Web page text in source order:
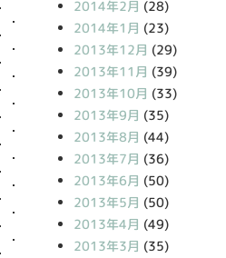
2014年2月 (28)
2014年1月 (23)
2013年12月 (29)
2013年11月 (39)
2013年10月 (33)
2013年9月 (35)
2013年8月 (44)
2013年7月 (36)
2013年6月 (50)
2013年5月 (50)
2013年4月 (49)
2013年3月 (35)